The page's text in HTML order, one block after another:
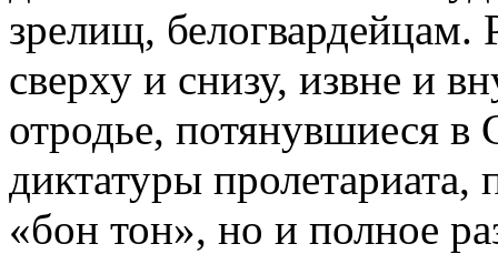
зрелищ,
сверху и снизу, извне и
отродье, потянувшиеся
диктатуры пролетариата,
«бон тон», но и полное